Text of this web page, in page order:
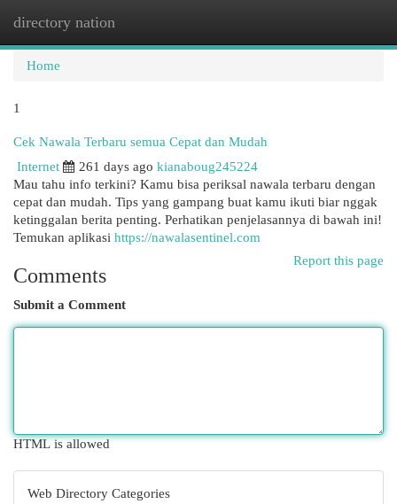
directory nation
Home
1
Cek Nawala Terbaru semua Cepat dan Mudah
Internet
261 days ago kianaboug245224
Mau tahu info terkini? Kamu bisa periksal nawala terbaru dengan
cepat dan mudah. Tips yang gampang buat kamu ikuti biar nggak
ketinggalan berita penting. Perhatikan penjelasannya di bawah ini!
Temukan aplikasi https://nawalasentinel.com
Report this page
Comments
Submit a Comment
HTML is allowed
Web Directory Categories